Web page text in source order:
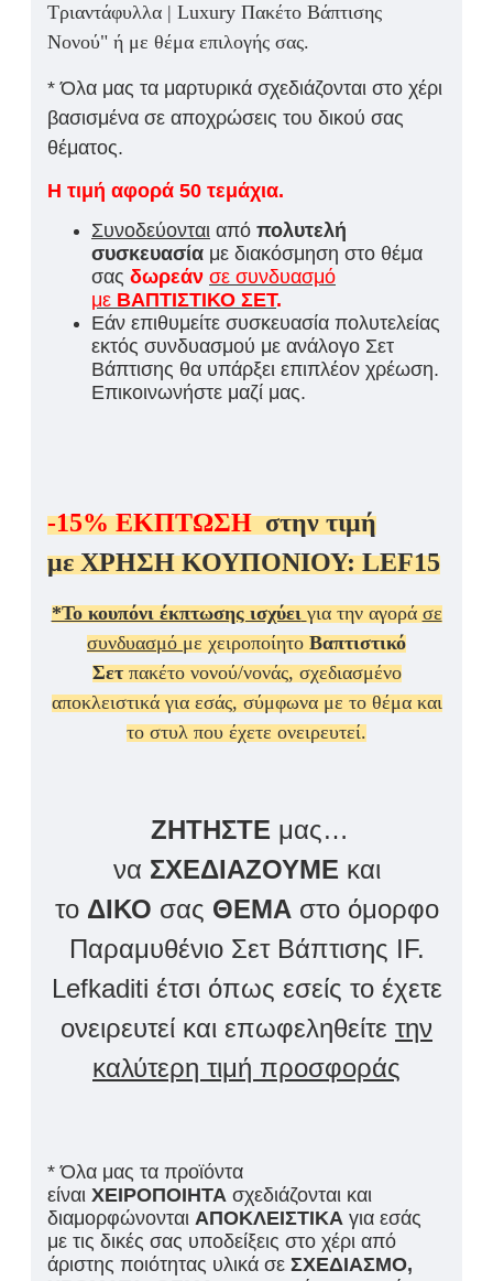
Τριαντάφυλλα | Luxury Πακέτο Βάπτισης
Νονού" ή με θέμα επιλογής σας.
* Όλα μας τα μαρτυρικά σχεδιάζονται στο χέρι
βασισμένα σε αποχρώσεις του δικού σας
θέματος.
Η τιμή αφορά 50 τεμάχια.
Συνοδεύονται από πολυτελή
συσκευασία με διακόσμηση στο θέμα
σας δωρεάν σε συνδυασμό
με ΒΑΠΤΙΣΤΙΚΟ ΣΕΤ.
Εάν επιθυμείτε συσκευασία πολυτελείας
εκτός συνδυασμού με ανάλογο Σετ
Βάπτισης θα υπάρξει επιπλέον χρέωση.
Επικοινωνήστε μαζί μας.
-15%ΕΚΠΤΩΣΗ στην τιμή
μεΧΡΗΣΗ ΚΟΥΠΟΝΙΟΥ: LEF15
*Το κουπόνι έκπτωσης ισχύει για την αγορά σε
συνδυασμό με χειροποίητο Βαπτιστικό
Σετ πακέτο νονού/νονάς, σχεδιασμένο
αποκλειστικά για εσάς, σύμφωνα με το θέμα και
το στυλ που έχετε ονειρευτεί.
ΖΗΤΗΣΤΕ μας…
να ΣΧΕΔΙΑΖΟΥΜΕ και
το ΔΙΚΟ σας ΘΕΜΑστο όμορφο
Παραμυθένιο Σετ Βάπτισης IF.
Lefkaditi έτσι όπως εσείς το έχετε
ονειρευτεί και επωφεληθείτε την
καλύτερη τιμή προσφοράς
* Όλα μας τα προϊόντα
είναι ΧΕΙΡΟΠΟΙΗΤΑ σχεδιάζονται και
διαμορφώνονται ΑΠΟΚΛΕΙΣΤΙΚΑ για εσάς
με τις δικές σας υποδείξεις στο χέρι από
άριστης ποιότητας υλικά σε ΣΧΕΔΙΑΣΜΟ,